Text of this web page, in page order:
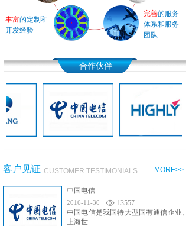
完善的服务
体系和服务
团队
丰富的定制和
开发经验
合作伙伴
客户见证 MORE>>
CUSTOMER TESTIMONIALS
中国电信
2016-11-30
13557
中国电信是我国特大型国有通信企业、
上海世......